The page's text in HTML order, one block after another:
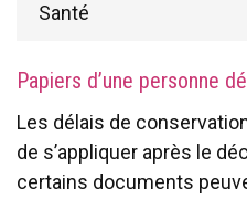
Santé
Papiers d’une personne
Les délais de
de s’appliquer après le
certains documents